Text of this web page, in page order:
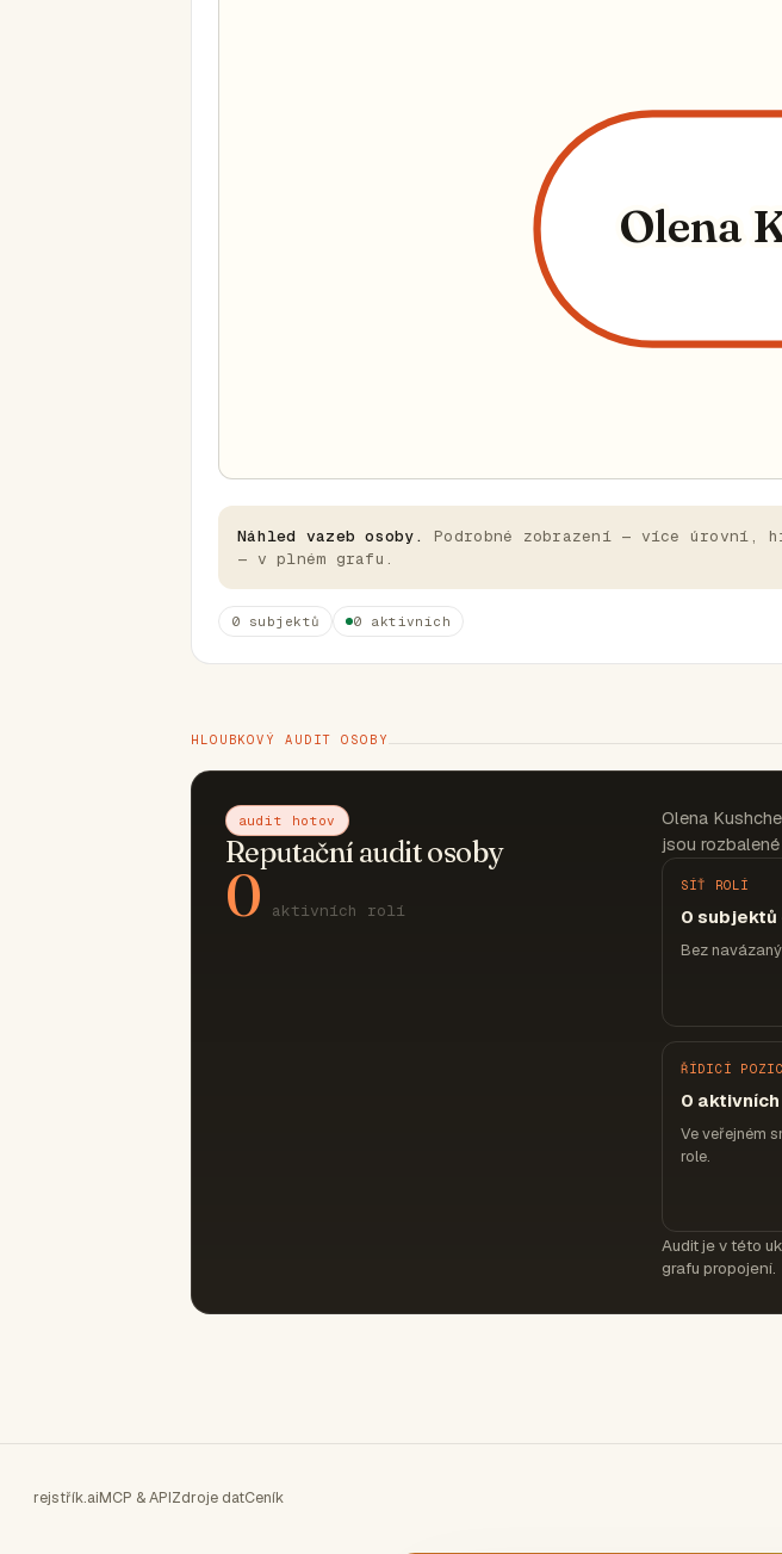
Olena
Náhled vazeb osoby.
Podrobné zobrazení — více úrovní,
— v plném grafu.
0 subjektů 0 aktivních
HLOUBKOVÝ AUDIT OSOBY
audit hotov
Reputační audit osoby
0 aktivních rolí
Olena
jsou
SÍŤ ROLÍ
0 subjektů
Bez
ŘÍDICÍ
0
Ve veřejném
role.
Audit je v této
grafu propojení.
rejstřík.aiMCP & APIZdroje datCeník